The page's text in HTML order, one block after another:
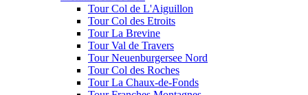
Tour Col de L'Aiguillon
Tour Col des Etroits
Tour La Brevine
Tour Val de Travers
Tour Neuenburgersee Nord
Tour Col des Roches
Tour La Chaux-de-Fonds